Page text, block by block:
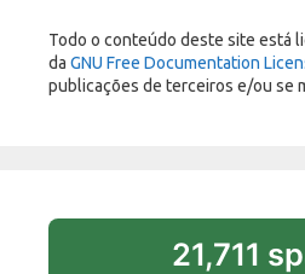
Todo o conteúdo deste site está
da GNU Free Documentation
publicações de terceiros e/ou se
21,711